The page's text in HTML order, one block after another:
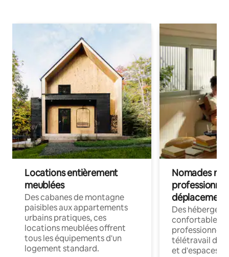
Locations entièrement
meublées
Des cabanes de montagne
paisibles aux appartements
urbains pratiques, ces
locations meublées offrent
tous les équipements d'un
logement standard.
Nomades
déplacement
Des
confortables
professionnels
télétravail
et d'espaces